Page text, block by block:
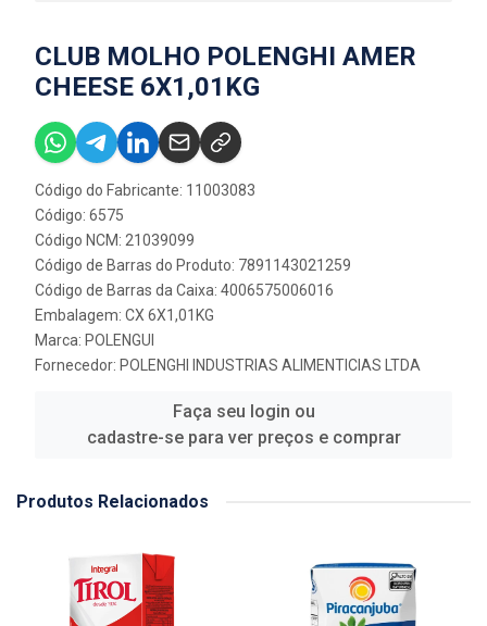
CLUB MOLHO POLENGHI AMER
CHEESE 6X1,01KG
Código do Fabricante: 11003083
Código: 6575
Código NCM: 21039099
Código de Barras do Produto: 7891143021259
Código de Barras da Caixa: 4006575006016
Embalagem: CX 6X1,01KG
Marca: POLENGUI
Fornecedor: POLENGHI INDUSTRIAS ALIMENTICIAS LTDA
Faça seu login ou
cadastre-se para ver preços e comprar
Produtos Relacionados